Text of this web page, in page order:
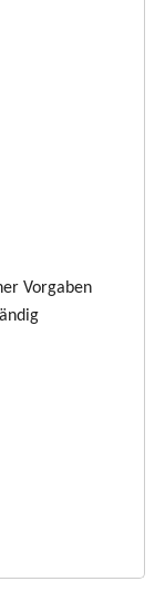
Vorgaben